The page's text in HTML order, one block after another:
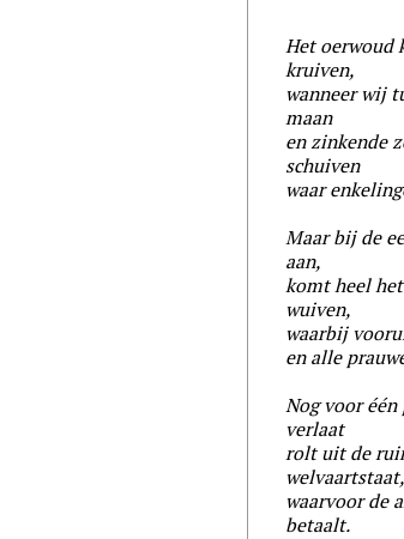
Het oerwoud
kruiven,
wanneer wij
maan
en zinkende
schuiven
waar
Maar bij de
aan,
komt heel
wuiven,
waarbij
en alle
Nog voor één
verlaat
rolt uit de
welvaartstaat,
waarvoor de
betaalt.